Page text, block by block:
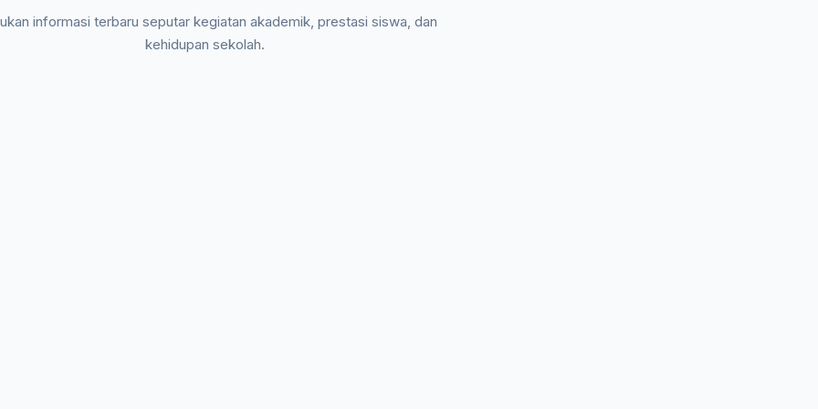
informasi terbaru seputar kegiatan akademik, prestasi siswa, dan
kehidupan sekolah.